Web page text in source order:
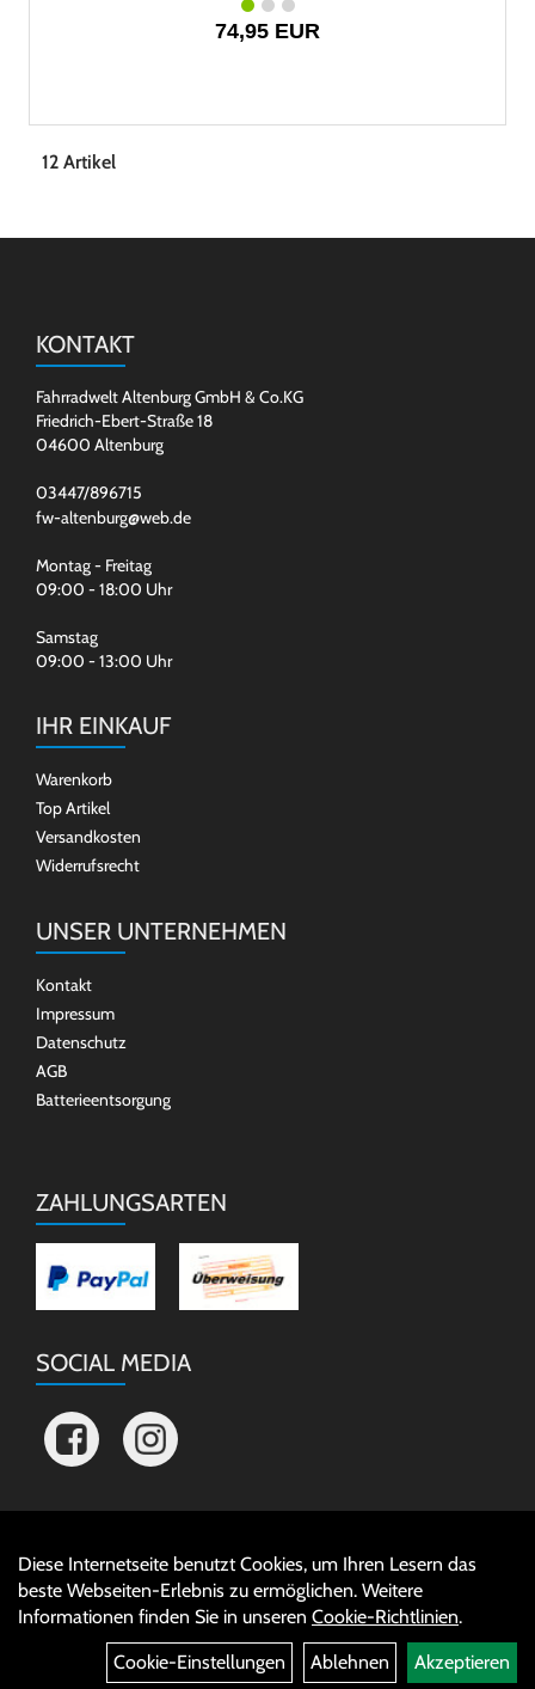
74,95 EUR
12 Artikel
KONTAKT
Fahrradwelt Altenburg GmbH & Co.KG
Friedrich-Ebert-Straße 18
04600 Altenburg
03447/896715
fw-altenburg@web.de
Montag - Freitag
09:00 - 18:00 Uhr
Samstag
09:00 - 13:00 Uhr
IHR EINKAUF
Warenkorb
Top Artikel
Versandkosten
Widerrufsrecht
UNSER UNTERNEHMEN
Kontakt
Impressum
Datenschutz
AGB
Batterieentsorgung
ZAHLUNGSARTEN
SOCIAL MEDIA
Diese Internetseite benutzt Cookies, um Ihren Lesern das
beste Webseiten-Erlebnis zu ermöglichen. Weitere
Informationen finden Sie in unseren Cookie-Richtlinien.
Cookie-Einstellungen
Ablehnen Akzeptieren
Auftrag widerrufen